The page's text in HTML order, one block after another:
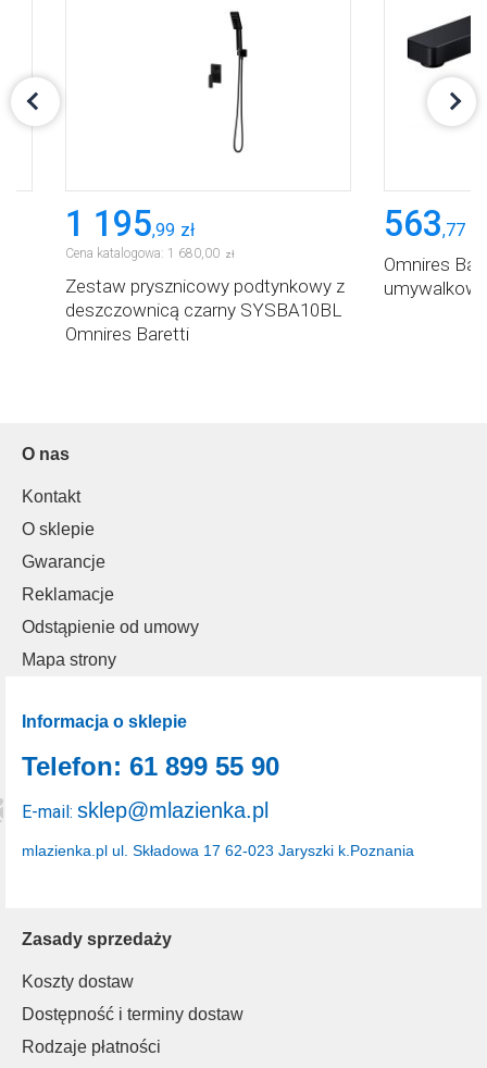
1 195,99 zł
Cena katalogowa: 1 680,00 zł
Zestaw prysznicowy podtynkowy z
deszczownicą czarny SYSBA10BL
Omnires Baretti
563,77
Omnires
O nas
Kontakt
O sklepie
Gwarancje
Reklamacje
Odstąpienie od umowy
Mapa strony
Zasady sprzedaży
Koszty dostaw
Dostępność i terminy dostaw
Rodzaje płatności
Informacja o sklepie
mlazienka.pl ul. Składowa 17 62-023 Jaryszki k.Poznania
Telefon: 61 899 55 90
E-mail: sklep@mlazienka.pl